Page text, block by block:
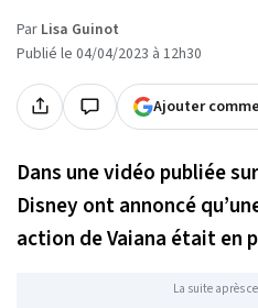
Par Lisa Guinot
Publié le 04/04/2023 à 12h30
Ajouter
Dans une vidéo publiée
Disney ont annoncé
action deVaiana était en
La suite après